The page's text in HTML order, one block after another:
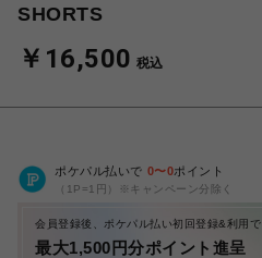
SHORTS
￥16,500 税込
ポケパル払いで 0〜0ポイント
（1P=1円）※キャンペーン分除く
会員登録後、ポケパル払い初回登録&利用で
最大1,500円分ポイント進呈